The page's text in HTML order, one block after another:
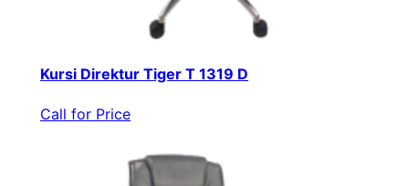
Kursi Direktur Tiger T 1319 D
Call for Price